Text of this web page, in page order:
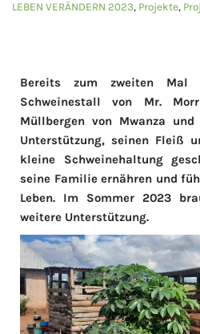
LEBEN VERÄNDERN 2023, Projekte,
Bereits zum zweiten Mal
Schweinestall von Mr.
Müllbergen von Mwanza
Unterstützung, seinen Fleiß
kleine Schweinehaltung
seine Familie ernähren und
Leben. Im Sommer 2023
weitere Unterstützung.